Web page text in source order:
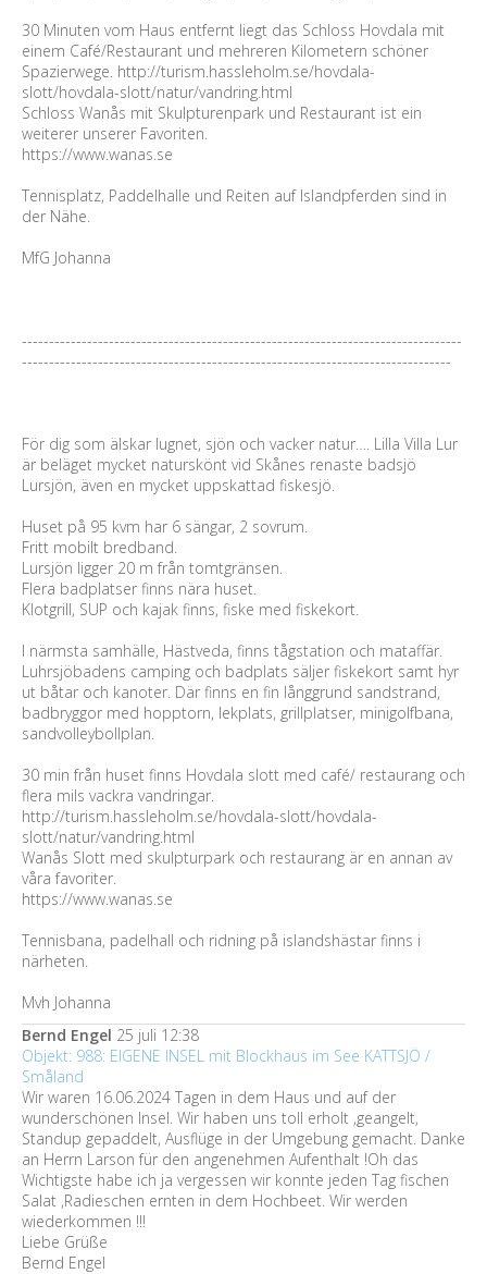
30 Minuten vom Haus entfernt liegt das Schloss Hovdala mit
einem Café/Restaurant und mehreren Kilometern schöner
Spazierwege. http://turism.hassleholm.se/hovdala-
slott/hovdala-slott/natur/vandring.html
Schloss Wanås mit Skulpturenpark und Restaurant ist ein
weiterer unserer Favoriten.
https://www.wanas.se
Tennisplatz, Paddelhalle und Reiten auf Islandpferden sind in
der Nähe.
MfG Johanna
---------------------------------------------------------------------------------
-------------------------------------------------------------------------------
För dig som älskar lugnet, sjön och vacker natur…. Lilla Villa Lur
är beläget mycket naturskönt vid Skånes renaste badsjö
Lursjön, även en mycket uppskattad fiskesjö.
Huset på 95 kvm har 6 sängar, 2 sovrum.
Fritt mobilt bredband.
Lursjön ligger 20 m från tomtgränsen.
Flera badplatser finns nära huset.
Klotgrill, SUP och kajak finns, fiske med fiskekort.
I närmsta samhälle, Hästveda, finns tågstation och mataffär.
Luhrsjöbadens camping och badplats säljer fiskekort samt hyr
ut båtar och kanoter. Där finns en fin långgrund sandstrand,
badbryggor med hopptorn, lekplats, grillplatser, minigolfbana,
sandvolleybollplan.
30 min från huset finns Hovdala slott med café/ restaurang och
flera mils vackra vandringar.
http://turism.hassleholm.se/hovdala-slott/hovdala-
slott/natur/vandring.html
Wanås Slott med skulpturpark och restaurang är en annan av
våra favoriter.
https://www.wanas.se
Tennisbana, padelhall och ridning på islandshästar finns i
närheten.
Mvh Johanna
Bernd Engel 25 juli 12:38
Objekt: 988: EIGENE INSEL mit Blockhaus im See KATTSJÖ /
Småland
Wir waren 16.06.2024 Tagen in dem Haus und auf der
wunderschönen Insel. Wir haben uns toll erholt ,geangelt,
Standup gepaddelt, Ausflüge in der Umgebung gemacht. Danke
an Herrn Larson für den angenehmen Aufenthalt !Oh das
Wichtigste habe ich ja vergessen wir konnte jeden Tag fischen
Salat ,Radieschen ernten in dem Hochbeet. Wir werden
wiederkommen !!!
Liebe Grüße
Bernd Engel